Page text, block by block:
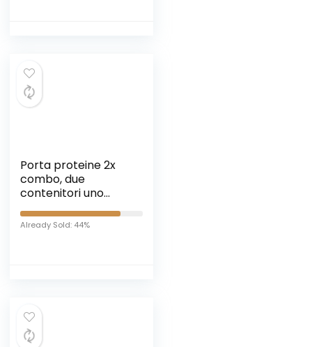
Porta proteine 2x
combo, due
contenitori uno
piccolo e uno
grande, proteine,
polveri
Already Sold: 44%